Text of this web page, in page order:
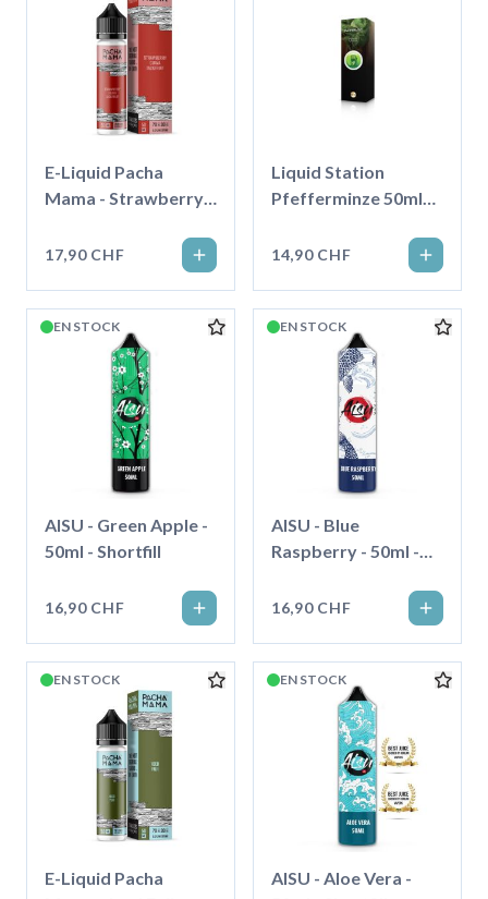
E-Liquid Pacha
Mama - Strawberry /
50ml
17,90 CHF
Liquid Station
Pfefferminze 50ml
14,90 CHF
EN STOCK
AISU - Green Apple -
50ml - Shortfill
16,90 CHF
EN STOCK
AISU - Blue
Raspberry - 50ml -
16,90 CHF
EN STOCK
E-Liquid Pacha
EN STOCK
AISU - Aloe Vera -